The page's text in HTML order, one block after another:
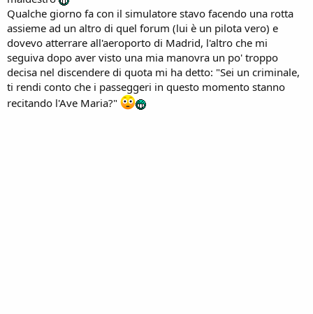
Qualche giorno fa con il simulatore stavo facendo una rotta
assieme ad un altro di quel forum (lui è un pilota vero) e
dovevo atterrare all'aeroporto di Madrid, l'altro che mi
seguiva dopo aver visto una mia manovra un po' troppo
decisa nel discendere di quota mi ha detto: "Sei un criminale,
ti rendi conto che i passeggeri in questo momento stanno
recitando l'Ave Maria?"